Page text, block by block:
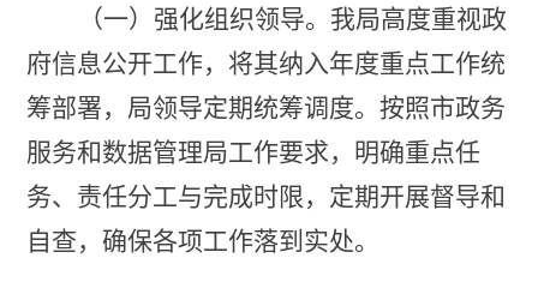
（一）强化组织领导。 我局高度重视政
府信息公开工作，将其纳入年度重点工作统
筹部署，局领导定期统筹调度。按照市政务
服务和数据管理局工作要求，明确重点任
务、责任分工与完成时限， 定期开展督导和
自查， 确保各项工作落到实处。